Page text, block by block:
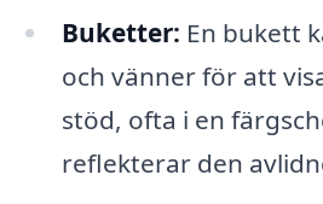
Buketter: En bukett
och vänner för att
stöd, ofta i en
reflekterar den